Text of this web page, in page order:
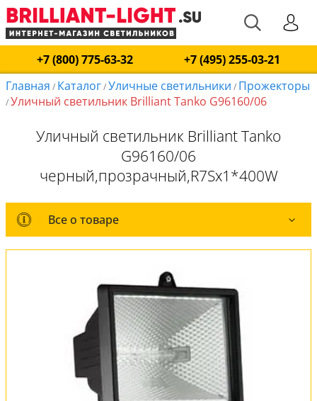
+7 (800) 775-63-32
+7 (495) 255-03-21
Главная / Каталог/Уличные светильники / Прожекторы
/Уличный светильник Brilliant Tanko G96160/06
Уличный светильник Brilliant Tanko
G96160/06
черный,прозрачный,R7Sx1*400W
Все о товаре
Все о товаре
Комплект лампочек
Вся коллекция
Оплата и доставка
Обмен и возврат